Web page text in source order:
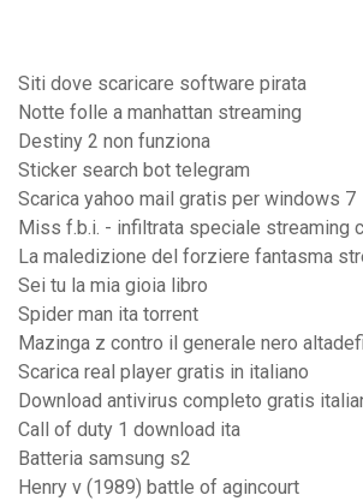
Siti dove scaricare software pirata
Notte folle a manhattan streaming
Destiny 2 non funziona
Sticker search bot telegram
Scarica yahoo mail gratis per windows 7
Miss f.b.i. - infiltrata speciale streaming
La maledizione del forziere fantasma
Sei tu la mia gioia libro
Spider man ita torrent
Mazinga z contro il generale nero
Scarica real player gratis in italiano
Download antivirus completo gratis
Call of duty 1 download ita
Batteria samsung s2
Henry v (1989) battle of agincourt